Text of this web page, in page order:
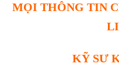
MỌI THÔNG TIN
KỸ SƯ